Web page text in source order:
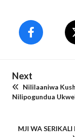
Next
Nililaaniwa
Nilipogundua
MJI WA